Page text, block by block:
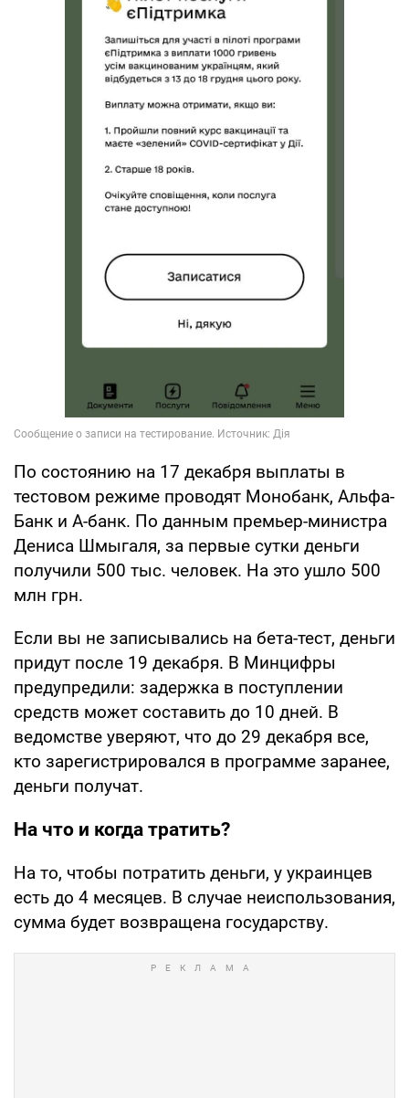
По состоянию на 17 декабря выплаты в
тестовом режиме проводят Монобанк, Альфа-
Банк и А-банк. По данным премьер-министра
Дениса Шмыгаля, за первые сутки деньги
получили 500 тыс. человек. На это ушло 500
млн грн.
Если вы не записывались на бета-тест, деньги
придут после 19 декабря. В Минцифры
предупредили: задержка в поступлении
средств может составить до 10 дней. В
ведомстве уверяют, что до 29 декабря все,
кто зарегистрировался в программе заранее,
деньги получат.
На что и когда тратить?
На то, чтобы потратить деньги, у украинцев
есть до 4 месяцев. В случае неиспользования,
сумма будет возвращена государству.